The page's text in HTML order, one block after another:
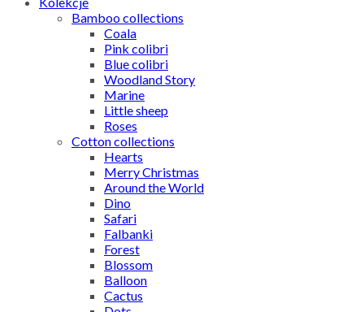
Bamboo collections
Coala
Pink colibri
Blue colibri
Woodland Story
Marine
Little sheep
Roses
Cotton collections
Hearts
Merry Christmas
Around the World
Dino
Safari
Falbanki
Forest
Blossom
Balloon
Cactus